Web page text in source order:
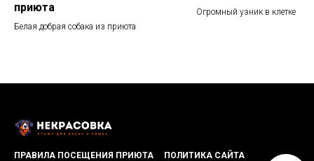
приюта
Белая добрая собака из приюта
Огромный узник в клетке
ПРАВИЛА ПОСЕЩЕНИЯ ПРИЮТА ПОЛИТИКА САЙТА